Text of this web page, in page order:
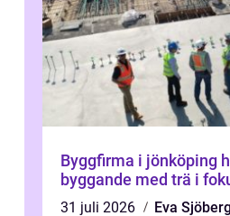
Byggfirma i jönköping hållbart
byggande med trä i
31 juli 2026 Eva